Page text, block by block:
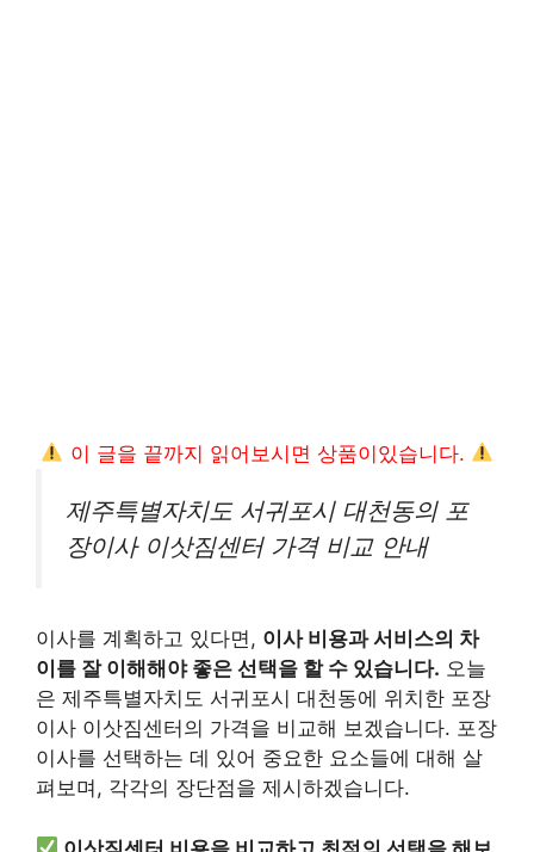
이 글을 끝까지 읽어보시면 상품이있습니다.
제주특별자치도 서귀포시 대천동의 포
장이사 이삿짐센터 가격 비교 안내
이사를 계획하고 있다면, 이사 비용과 서비스의 차
이를 잘 이해해야 좋은 선택을 할 수 있습니다. 오늘
은 제주특별자치도 서귀포시 대천동에 위치한 포장
이사 이삿짐센터의 가격을 비교해 보겠습니다. 포장
이사를 선택하는 데 있어 중요한 요소들에 대해 살
펴보며, 각각의 장단점을 제시하겠습니다.